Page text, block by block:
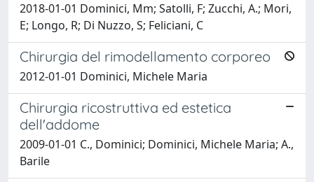
2018-01-01 Dominici, Mm; Satolli, F; Zucchi, A.; Mori,
E; Longo, R; Di Nuzzo, S; Feliciani, C
Chirurgia del rimodellamento corporeo
2012-01-01 Dominici, Michele Maria
Chirurgia ricostruttiva ed estetica
dell'addome
2009-01-01 C., Dominici; Dominici, Michele Maria; A.,
Barile